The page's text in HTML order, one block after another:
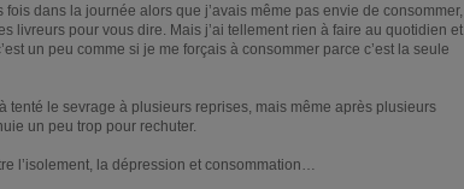
dans la journée alors que j’avais même pas envie de consommer,
livreurs pour vous dire. Mais j’ai tellement rien à faire au quotidien et
un peu comme si je me forçais à consommer parce c’est la seule
tenté le sevrage à plusieurs reprises, mais même après plusieurs
un peu trop pour rechuter.
l’isolement, la dépression et consommation…